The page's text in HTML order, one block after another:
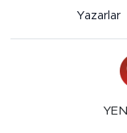
Yazarlar